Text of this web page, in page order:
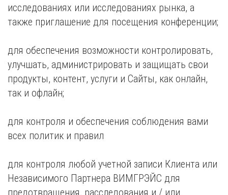
исследованиях или исследованиях рынка, а
также приглашение для посещения конференции;
для обеспечения возможности контролировать,
улучшать, администрировать и защищать свои
продукты, контент, услуги и Сайты, как онлайн,
так и офлайн;
для контроля и обеспечения соблюдения вами
всех политик и правил
для контроля любой учетной записи Клиента или
Независимого Партнера ВИМГРЭЙС для
предотвращения, расследования и / или